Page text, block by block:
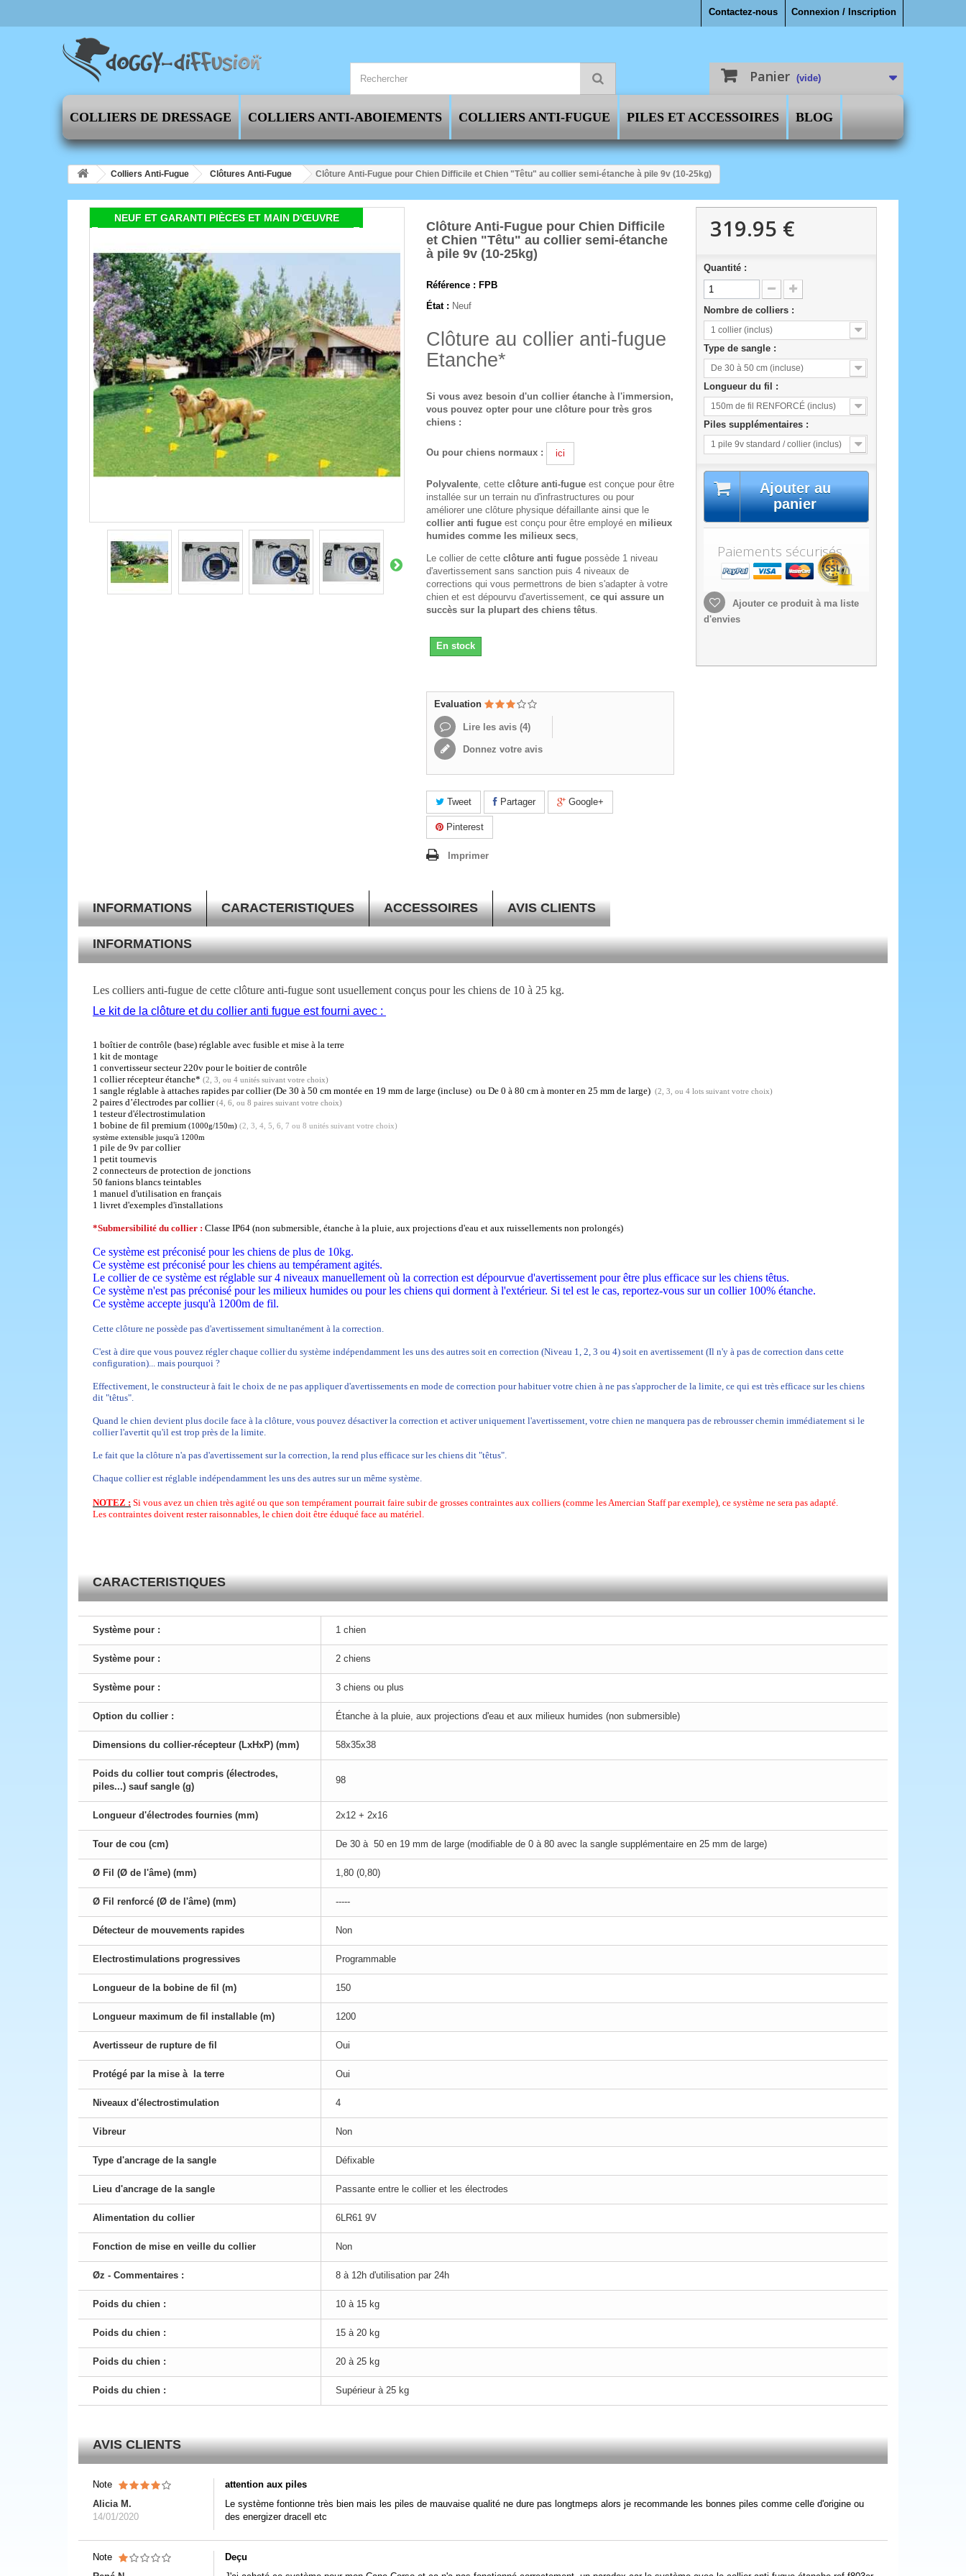
Connexion / Inscription
Contactez-nous
Panier (vide)
COLLIERS DE DRESSAGE COLLIERS ANTI-ABOIEMENTS COLLIERS ANTI-FUGUE PILES ET ACCESSOIRES BLOG
Colliers Anti-Fugue Clôtures Anti-Fugue Clôture Anti-Fugue pour Chien Difficile et Chien "Têtu" au collier semi-étanche à pile 9v (10-25kg)
NEUF ET GARANTI PIÈCES ET MAIN D'ŒUVRE
Clôture Anti-Fugue pour Chien Difficile
et Chien "Têtu" au collier semi-étanche
à pile 9v (10-25kg)
Référence : FPB
État : Neuf
Clôture au collier anti-fugue
Etanche*
Si vous avez besoin d'un collier étanche à l'immersion,
vous pouvez opter pour une clôture pour très gros
chiens :
Ou pour chiens normaux : ici
Polyvalente, cetteclôture anti-fugue est conçue pour être
installée sur un terrain nu d'infrastructures ou pour
améliorer une clôture physique défaillante ainsi que le
collier anti fugue est conçu pour être employé en milieux
humides comme les milieux secs,
Le collier de cette clôture anti fugue possède 1 niveau
d'avertissement sans sanction puis 4 niveaux de
corrections qui vous permettrons de bien s'adapter à votre
chien et est dépourvu d'avertissement,ce qui assure un
succès sur la plupart des chiens têtus.
En stock
Evaluation
Lire les avis (4)
Donnez votre avis
Tweet Partager Google+
Pinterest
Imprimer
319.95 €
Quantité :
Nombre de colliers :
1 collier (inclus)
Type de sangle :
De 30 à 50 cm (incluse)
Longueur du fil :
150m de fil RENFORCÉ (inclus)
Piles supplémentaires :
1 pile 9v standard / collier (inclus)
Ajouter au
panier
Paiements sécurisés
Ajouter ce produit à ma liste
d'envies
INFORMATIONS CARACTERISTIQUES ACCESSOIRES AVIS CLIENTS
INFORMATIONS
Les colliers anti-fugue de cette clôture anti-fugue sont usuellement conçus pour les chiens de 10 à 25 kg.
Le kit de la clôture et du collier anti fugue est fourni avec :
1 boîtier de contrôle (base) réglable avec fusible et mise à la terre
1 kit de montage
1 convertisseur secteur 220v pour le boitier de contrôle
1 collier récepteur étanche* (2, 3, ou 4 unités suivant votre choix)
1 sangle réglable à attaches rapides par collier (De 30 à 50 cm montée en 19 mm de large (incluse) ou De 0 à 80 cm à monter en 25 mm de large) (2, 3, ou 4 lots suivant votre choix)
2 paires d’électrodes par collier(4, 6, ou 8 paires suivant votre choix)
1 testeur d'électrostimulation
1 bobine de fil premium (1000g/150m) (2, 3, 4, 5, 6, 7 ou 8 unités suivant votre choix)
système extensible jusqu'à 1200m
1 pile de 9v par collier
1 petit tournevis
2 connecteurs de protection de jonctions
50 fanions blancs teintables
1 manuel d'utilisation en français
1 livret d'exemples d'installations
*Submersibilité du collier : Classe IP64 (non submersible, étanche à la pluie, aux projections d'eau et aux ruissellements non prolongés)
Ce système est préconisé pour les chiens de plus de 10kg.
Ce système est préconisé pour les chiens au tempérament agités.
Le collier de ce système est réglable sur 4 niveaux manuellement où la correction est dépourvue d'avertissement pour être plus efficace sur les chiens têtus.
Ce système n'est pas préconisé pour les milieux humides ou pour les chiens qui dorment à l'extérieur. Si tel est le cas, reportez-vous sur un collier 100% étanche.
Ce système accepte jusqu'à 1200m de fil.
Cette clôture ne possède pas d'avertissement simultanément à la correction.
C'est à dire que vous pouvez régler chaque collier du système indépendamment les uns des autres soit en correction (Niveau 1, 2, 3 ou 4) soit en avertissement (Il n'y à pas de correction dans cette
configuration)... mais pourquoi ?
Effectivement, le constructeur à fait le choix de ne pas appliquer d'avertissements en mode de correction pour habituer votre chien à ne pas s'approcher de la limite, ce qui est très efficace sur les chiens
dit "têtus".
Quand le chien devient plus docile face à la clôture, vous pouvez désactiver la correction et activer uniquement l'avertissement, votre chien ne manquera pas de rebrousser chemin immédiatement si le
collier l'avertit qu'il est trop près de la limite.
Le fait que la clôture n'a pas d'avertissement sur la correction, la rend plus efficace sur les chiens dit "têtus".
Chaque collier est réglable indépendamment les uns des autres sur un même système.
NOTEZ : Si vous avez un chien très agité ou que son tempérament pourrait faire subir de grosses contraintes aux colliers (comme les Amercian Staff par exemple), ce système ne sera pas adapté.
Les contraintes doivent rester raisonnables, le chien doit être éduqué face au matériel.
CARACTERISTIQUES
Système pour : 1 chien
Système pour : 2 chiens
Système pour : 3 chiens ou plus
Option du collier : Étanche à la pluie, aux projections d'eau et aux milieux humides (non submersible)
Dimensions du collier-récepteur (LxHxP) (mm) 58x35x38
Poids du collier tout compris (électrodes,
piles...) sauf sangle (g)
98
Longueur d'électrodes fournies (mm) 2x12 + 2x16
Tour de cou (cm) De 30 à 50 en 19 mm de large (modifiable de 0 à 80 avec la sangle supplémentaire en 25 mm de large)
Ø Fil (Ø de l'âme) (mm) 1,80 (0,80)
Ø Fil renforcé (Ø de l'âme) (mm) -----
Détecteur de mouvements rapides Non
Electrostimulations progressives Programmable
Longueur de la bobine de fil (m) 150
Longueur maximum de fil installable (m) 1200
Avertisseur de rupture de fil Oui
Protégé par la mise à la terre Oui
Niveaux d'électrostimulation 4
Vibreur Non
Type d'ancrage de la sangle Défixable
Lieu d'ancrage de la sangle Passante entre le collier et les électrodes
Alimentation du collier 6LR61 9V
Fonction de mise en veille du collier Non
Øz - Commentaires : 8 à 12h d'utilisation par 24h
Poids du chien : 10 à 15 kg
Poids du chien : 15 à 20 kg
Poids du chien : 20 à 25 kg
Poids du chien : Supérieur à 25 kg
AVIS CLIENTS
Note
Alicia M.
14/01/2020
attention aux piles
Le système fontionne très bien mais les piles de mauvaise qualité ne dure pas longtmeps alors je recommande les bonnes piles comme celle d'origine ou
des energizer dracell etc
Note
Deçu